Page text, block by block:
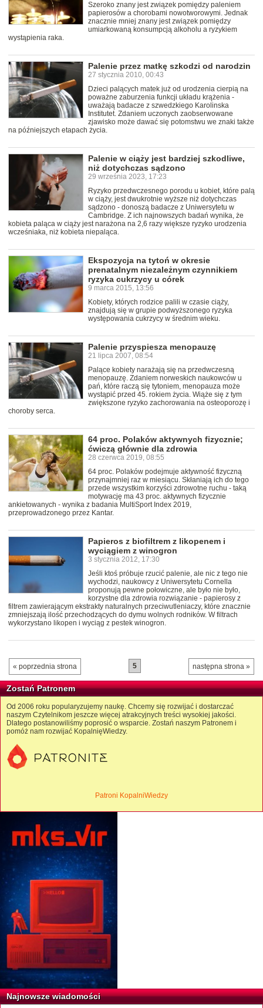
Szeroko znany jest związek pomiędzy paleniem
papierosów a chorobami nowotworowymi. Jednak
znacznie mniej znany jest związek pomiędzy
umiarkowaną konsumpcją alkoholu a ryzykiem
wystąpienia raka.
Palenie przez matkę szkodzi od narodzin
27 stycznia 2010, 00:43
Dzieci palących matek już od urodzenia cierpią na
poważne zaburzenia funkcji układu krążenia -
uważają badacze z szwedzkiego Karolinska
Institutet. Zdaniem uczonych zaobserwowane
zjawisko może dawać się potomstwu we znaki także
na późniejszych etapach życia.
Palenie w ciąży jest bardziej szkodliwe,
niż dotychczas sądzono
29 września 2023, 17:23
Ryzyko przedwczesnego porodu u kobiet, które palą
w ciąży, jest dwukrotnie wyższe niż dotychczas
sądzono - donoszą badacze z Uniwersytetu w
Cambridge. Z ich najnowszych badań wynika, że
kobieta paląca w ciąży jest narażona na 2,6 razy większe ryzyko urodzenia
wcześniaka, niż kobieta niepaląca.
Ekspozycja na tytoń w okresie
prenatalnym niezależnym czynnikiem
ryzyka cukrzycy u córek
9 marca 2015, 13:56
Kobiety, których rodzice palili w czasie ciąży,
znajdują się w grupie podwyższonego ryzyka
występowania cukrzycy w średnim wieku.
Palenie przyspiesza menopauzę
21 lipca 2007, 08:54
Palące kobiety narażają się na przedwczesną
menopauzę. Zdaniem norweskich naukowców u
pań, które raczą się tytoniem, menopauza może
wystąpić przed 45. rokiem życia. Wiąże się z tym
zwiększone ryzyko zachorowania na osteoporozę i
choroby serca.
64 proc. Polaków aktywnych fizycznie;
ćwiczą głównie dla zdrowia
28 czerwca 2019, 08:55
64 proc. Polaków podejmuje aktywność fizyczną
przynajmniej raz w miesiącu. Skłaniają ich do tego
przede wszystkim korzyści zdrowotne ruchu - taką
motywację ma 43 proc. aktywnych fizycznie
ankietowanych - wynika z badania MultiSport Index 2019,
przeprowadzonego przez Kantar.
Papieros z biofiltrem z likopenem i
wyciągiem z winogron
3 stycznia 2012, 17:30
Jeśli ktoś próbuje rzucić palenie, ale nic z tego nie
wychodzi, naukowcy z Uniwersytetu Cornella
proponują pewne połowiczne, ale było nie było,
korzystne dla zdrowia rozwiązanie - papierosy z
filtrem zawierającym ekstrakty naturalnych przeciwutleniaczy, które znacznie
zmniejszają ilość przechodzących do dymu wolnych rodników. W filtrach
wykorzystano likopen i wyciąg z pestek winogron.
« poprzednia strona następna strona »
5
Zostań Patronem
Od 2006 roku popularyzujemy naukę. Chcemy się rozwijać i dostarczać
naszym Czytelnikom jeszcze więcej atrakcyjnych treści wysokiej jakości.
Dlatego postanowiliśmy poprosić o wsparcie. Zostań naszym Patronem i
pomóż nam rozwijać KopalnięWiedzy.
Patroni KopalniWiedzy
Najnowsze wiadomości